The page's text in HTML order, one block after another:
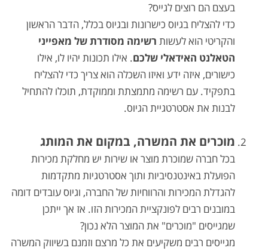
בעצם הם רוצים לגייס?
כדי להצליח בגיוס כישרונות ובגיוס בכלל, הדבר הראשון
והקריטי הוא לעשות רשימה מסודרת של מאפייני
הטאלנט האידאלי שלכם. אילו תכונות יהיו לו, אילו
כישורים, איזה ידע ואיזו השכלה הוא צריך כדי להצליח
בתפקיד. עם רשימה מתמצתת וממוקדת, תוכלו להתחיל
לבנות את אסטרטגיית הגיוס.
מוכרים את המשרה, במקום את המותג
בכל חברה שמוכרת מוצר או שירות יש מחלקת מכירות
הפועלת באינטנסיביות ותוך אסטרטגיות מתקדמות
להגדלת המכירות והרווחיות של החברה, וגיוס עובדים דומה
במובנים רבים לפונקציית המכירות הזו. אז אך ייתכן
שמגייסים "מוכרים" את המוצר הלא נכון?
מגייסים רבים משקיעים את כל מרצם וזמנם בשיווק המשרה